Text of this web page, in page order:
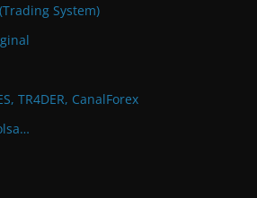
System)
TR4DER, CanalForex